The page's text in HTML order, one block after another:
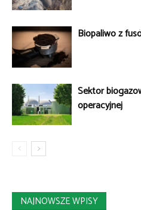
Biopaliwo z
Sektor
operacyjnej
NAJNOWSZE WPISY